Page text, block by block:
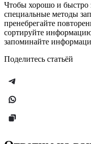
Чтобы хорошо и быстро
специальные методы
пренебрегайте
сортируйте
запоминайте
Поделитесь статьёй